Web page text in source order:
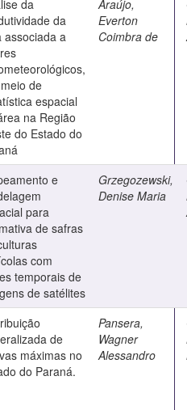
da
da
associada a
de
espacial
na Região
do Estado do
Araújo,
Everton
Coimbra de
e
para
de safras
com
temporais de
de satélites
Grzegozewski,
Denise Maria
de
máximas no
do Paraná.
Pansera,
Wagner
Alessandro